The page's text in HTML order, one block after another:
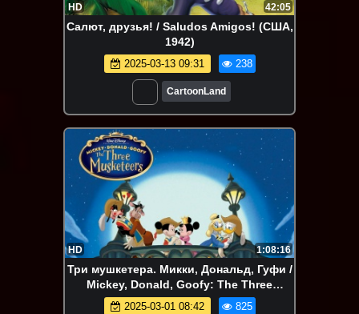
HD 42:05
Салют, друзья! / Saludos Amigos! (США,
1942)
2025-03-13 09:31 238
CartoonLand
HD 1:08:16
Три мушкетера. Микки, Дональд, Гуфи /
Mickey, Donald, Goofy: The Three
Musketeers (США, 2004)
2025-03-01 08:42 825